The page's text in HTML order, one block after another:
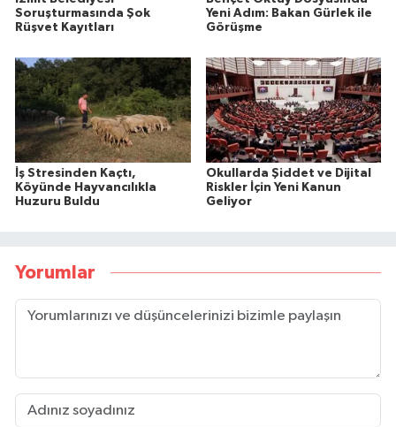
Soruşturmasında Şok
Rüşvet Kayıtları
Yeni Adım: Bakan Gürlek ile
Görüşme
İş Stresinden Kaçtı,
Köyünde Hayvancılıkla
Huzuru Buldu
Okullarda Şiddet ve Dijital
Riskler İçin Yeni Kanun
Geliyor
Yorumlar